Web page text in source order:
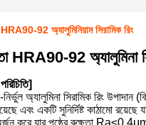
92 অ্যালুমিনিয়াম সিরামিক রিং
HRA90-92 অ্যালুমিনা
অ্যালুমিনা সিরামিক রিং উপাদান
এবং একটি সুনির্দিষ্ট কাঠামো
করে যার পৃষ্ঠের রুক্ষতা